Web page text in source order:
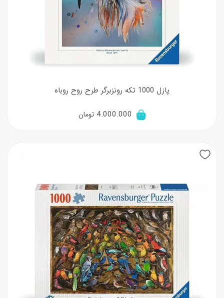
پازل 1000 تکه رونزبرگر طرح روح روباه
4.000.000 تومان